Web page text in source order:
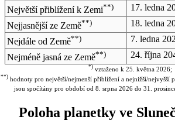
Největší přiblížení k Zemi**) 17. ledna
Nejjasnější ze Země**) 18. ledna
Nejdále od Země**) 7. ledna
Nejméně jasná ze Země**) 24. října
*)vztaženo k 25. května 2026;
**) hodnoty pro největší/nejmenší přiblížení a nejnižší/nejvyšší
jsou spočítány pro období od 8. srpna 2026 do 31.
Poloha planetky ve